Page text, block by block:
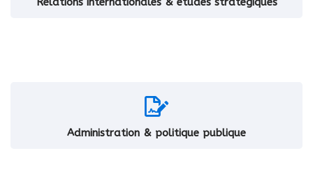
Administration & politique publique